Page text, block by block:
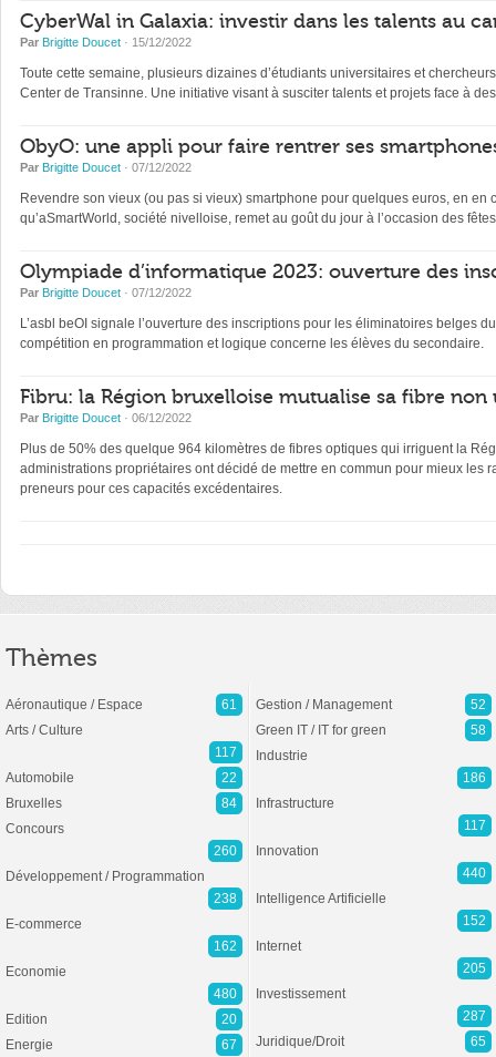
CyberWal in Galaxia: investir dans les talents au
Par Brigitte Doucet · 15/12/2022
Toute cette semaine, plusieurs dizaines d’étudiants universitaires et
Center de Transinne. Une initiative visant à susciter talents et projets face à
ObyO: une appli pour faire rentrer ses
Par Brigitte Doucet · 07/12/2022
Revendre son vieux (ou pas si vieux) smartphone pour quelques euros, en
qu’aSmartWorld, société nivelloise, remet au goût du jour à l’occasion des
Olympiade d’informatique 2023: ouverture des
Par Brigitte Doucet · 07/12/2022
L’asbl beOI signale l’ouverture des inscriptions pour les éliminatoires belges
compétition en programmation et logique concerne les élèves du secondaire.
Fibru: la Région bruxelloise mutualise sa fibre non
Par Brigitte Doucet · 06/12/2022
Plus de 50% des quelque 964 kilomètres de fibres optiques qui irriguent la
administrations propriétaires ont décidé de mettre en commun pour mieux les
preneurs pour ces capacités excédentaires.
Thèmes
Aéronautique / Espace
61
Arts / Culture
117
Automobile
22
Bruxelles
84
Concours
260
Développement / Programmation
238
E-commerce
162
Economie
480
Edition
20
Energie
67
Gestion / Management
52
Green IT / IT for green
58
Industrie
186
Infrastructure
117
Innovation
440
Intelligence Artificielle
152
Internet
205
Investissement
287
Juridique/Droit
65